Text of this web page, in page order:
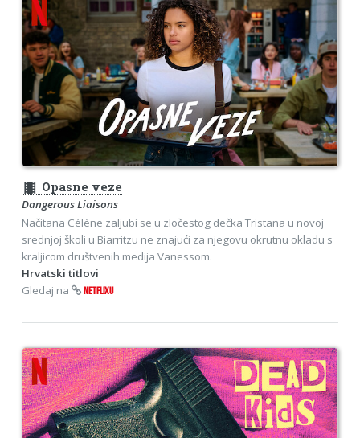
theaters Opasne veze
Dangerous Liaisons
Načitana Célène zaljubi se u zločestog dečka Tristana u novoj
srednjoj školi u Biarritzu ne znajući za njegovu okrutnu okladu s
kraljicom društvenih medija Vanessom.
Hrvatski titlovi
Gledaj na
NETFLIXU